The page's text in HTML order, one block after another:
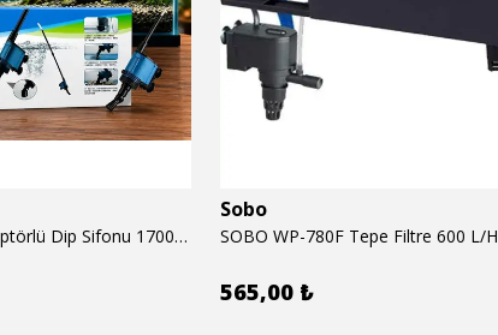
SOBO BO-028 Adaptörlü Dip Sifonu 1700 Lth 28 W
Sobo
SOBO WP-780F Tepe Filtre 600 L/H
565,00 ₺